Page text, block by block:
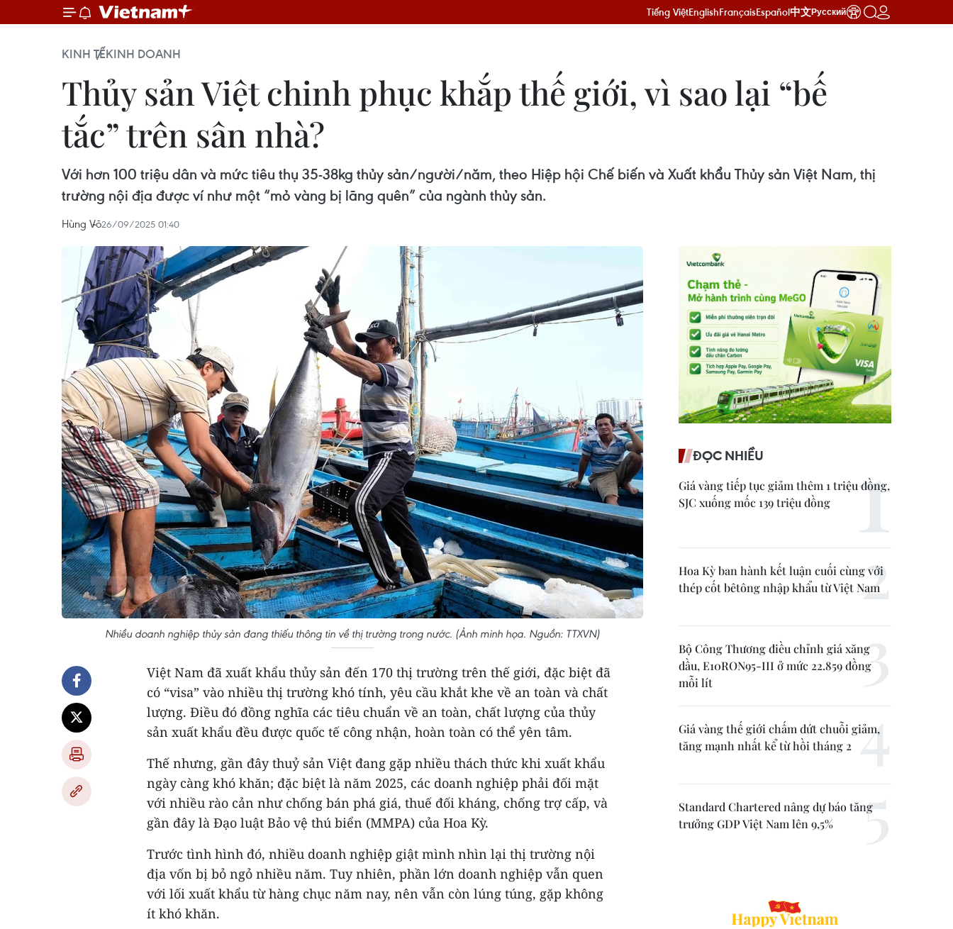
Tiếng ViệtEnglishFrançaisEspañol中文Русский
KINH TẾKINH DOANH
Thủy sản Việt chinh phục khắp thế giới, vì sao lại “bế
tắc” trên sân nhà?
Với hơn 100 triệu dân và mức tiêu thụ 35-38kg thủy sản/người/năm, theo Hiệp hội Chế biến và Xuất khẩu Thủy sản Việt Nam, thị
trường nội địa được ví như một “mỏ vàng bị lãng quên” của ngành thủy sản.
Hùng Võ26/09/2025 01:40
Nhiều doanh nghiệp thủy sản đang thiếu thông tin về thị trường trong nước. (Ảnh minh họa. Nguồn: TTXVN)
Việt Nam đã xuất khẩu thủy sản đến 170 thị trường trên thế giới, đặc biệt đã
có “visa” vào nhiều thị trường khó tính, yêu cầu khắt khe về an toàn và chất
lượng. Điều đó đồng nghĩa các tiêu chuẩn về an toàn, chất lượng của thủy
sản xuất khẩu đều được quốc tế công nhận, hoàn toàn có thể yên tâm.
Thế nhưng, gần đây thuỷ sản Việt đang gặp nhiều thách thức khi xuất khẩu
ngày càng khó khăn; đặc biệt là năm 2025, các doanh nghiệp phải đối mặt
với nhiều rào cản như chống bán phá giá, thuế đối kháng, chống trợ cấp, và
gần đây là Đạo luật Bảo vệ thú biển (MMPA) của Hoa Kỳ.
Trước tình hình đó, nhiều doanh nghiệp giật mình nhìn lại thị trường nội
địa vốn bị bỏ ngỏ nhiều năm. Tuy nhiên, phần lớn doanh nghiệp vẫn quen
với lối xuất khẩu từ hàng chục năm nay, nên vẫn còn lúng túng, gặp không
ít khó khăn.
ĐỌC NHIỀU
Giá vàng tiếp tục giảm thêm 1 triệu đồng,
SJC xuống mốc 139 triệu đồng
Hoa Kỳ ban hành kết luận cuối cùng với
thép cốt bêtông nhập khẩu từ Việt Nam
Bộ Công Thương điều chỉnh giá xăng
dầu, E10RON95-III ở mức 22.859 đồng
mỗi lít
Giá vàng thế giới chấm dứt chuỗi giảm,
tăng mạnh nhất kể từ hồi tháng 2
Standard Chartered nâng dự báo tăng
trưởng GDP Việt Nam lên 9,5%